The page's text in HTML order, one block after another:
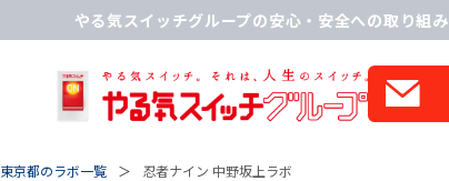
やる気スイッチグループの安心・安全への取り組み
東京都のラボ一覧 忍者ナイン 中野坂上ラボ